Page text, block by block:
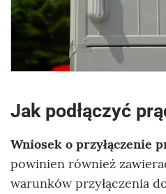
Jak podłączyć
Wniosek o przyłączenie
powinien również
warunków przyłączenia